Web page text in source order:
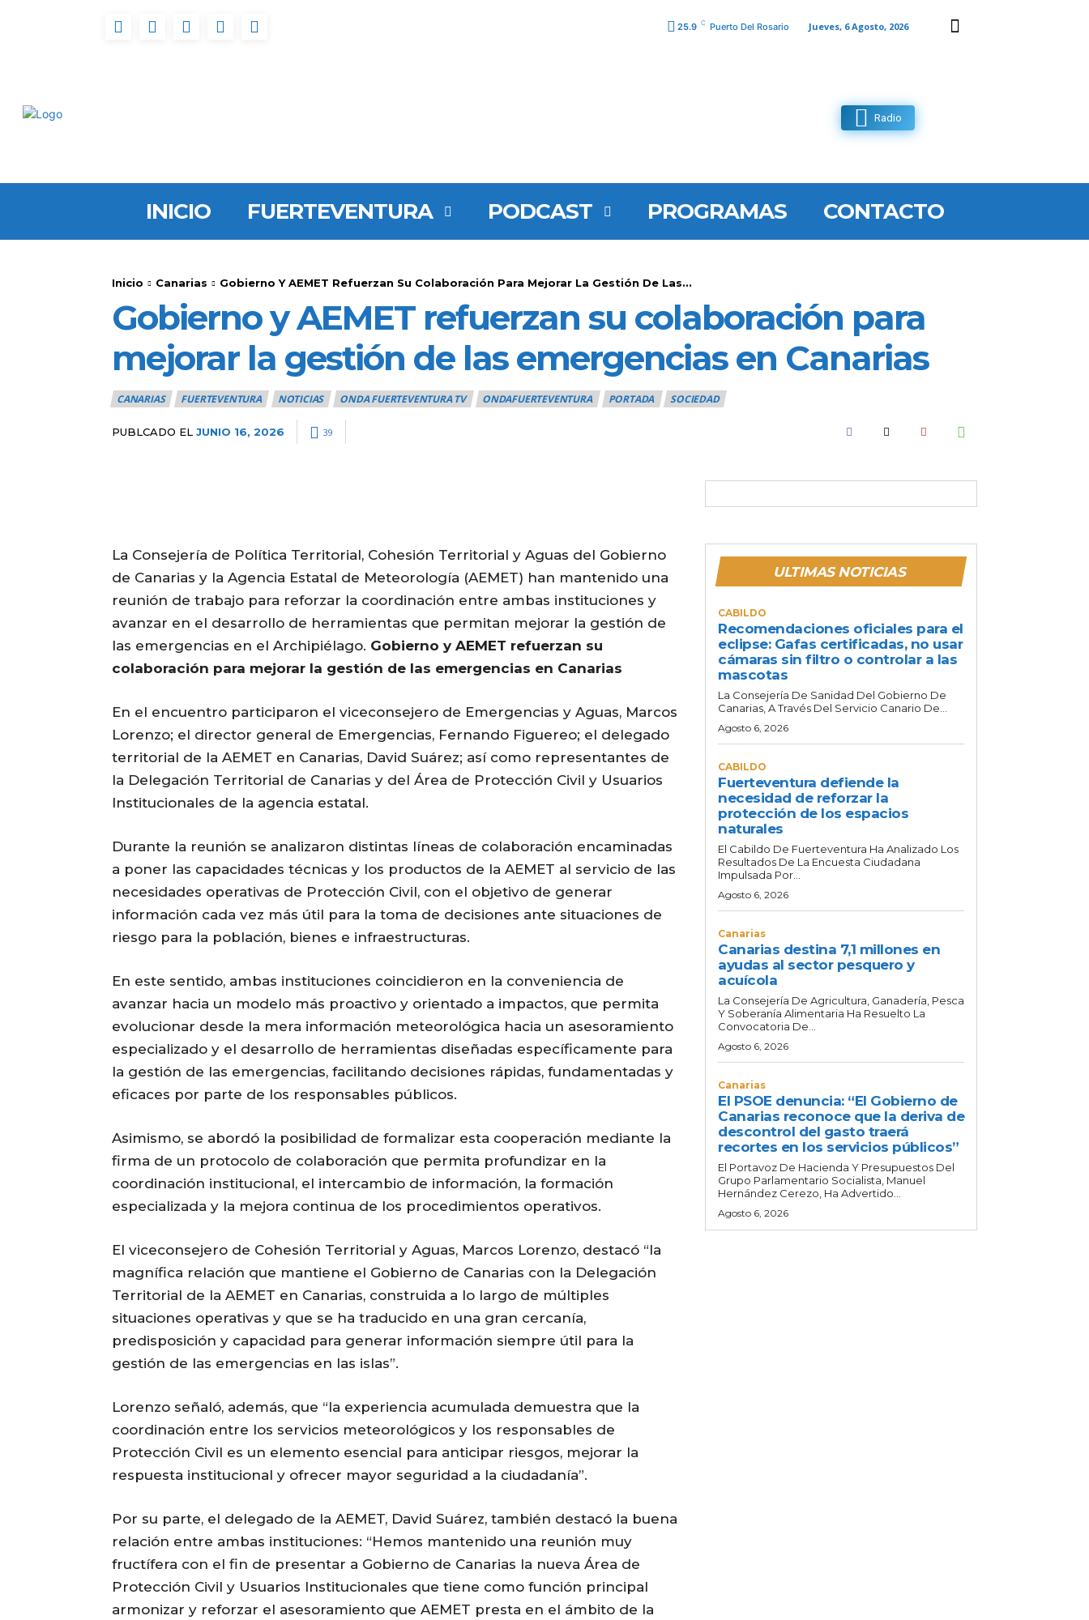
25.9 C Puerto Del Rosario Jueves, 6 Agosto, 2026
Radio
INICIO FUERTEVENTURA PODCAST PROGRAMAS CONTACTO
Inicio Canarias Gobierno Y AEMET Refuerzan Su Colaboración Para Mejorar La Gestión De Las...
Gobierno y AEMET refuerzan su colaboración para
mejorar la gestión de las emergencias en Canarias
CANARIAS FUERTEVENTURA NOTICIAS ONDA FUERTEVENTURA TV ONDAFUERTEVENTURA PORTADA SOCIEDAD
PUBLCADO EL JUNIO 16, 2026 39
La Consejería de Política Territorial, Cohesión Territorial y Aguas del Gobierno
de Canarias y la Agencia Estatal de Meteorología (AEMET) han mantenido una
reunión de trabajo para reforzar la coordinación entre ambas instituciones y
avanzar en el desarrollo de herramientas que permitan mejorar la gestión de
las emergencias en el Archipiélago. Gobierno y AEMET refuerzan su
colaboración para mejorar la gestión de las emergencias en Canarias
En el encuentro participaron el viceconsejero de Emergencias y Aguas, Marcos
Lorenzo; el director general de Emergencias, Fernando Figuereo; el delegado
territorial de la AEMET en Canarias, David Suárez; así como representantes de
la Delegación Territorial de Canarias y del Área de Protección Civil y Usuarios
Institucionales de la agencia estatal.
Durante la reunión se analizaron distintas líneas de colaboración encaminadas
a poner las capacidades técnicas y los productos de la AEMET al servicio de las
necesidades operativas de Protección Civil, con el objetivo de generar
información cada vez más útil para la toma de decisiones ante situaciones de
riesgo para la población, bienes e infraestructuras.
En este sentido, ambas instituciones coincidieron en la conveniencia de
avanzar hacia un modelo más proactivo y orientado a impactos, que permita
evolucionar desde la mera información meteorológica hacia un asesoramiento
especializado y el desarrollo de herramientas diseñadas específicamente para
la gestión de las emergencias, facilitando decisiones rápidas, fundamentadas y
eficaces por parte de los responsables públicos.
Asimismo, se abordó la posibilidad de formalizar esta cooperación mediante la
firma de un protocolo de colaboración que permita profundizar en la
coordinación institucional, el intercambio de información, la formación
especializada y la mejora continua de los procedimientos operativos.
El viceconsejero de Cohesión Territorial y Aguas, Marcos Lorenzo, destacó “la
magnífica relación que mantiene el Gobierno de Canarias con la Delegación
Territorial de la AEMET en Canarias, construida a lo largo de múltiples
situaciones operativas y que se ha traducido en una gran cercanía,
predisposición y capacidad para generar información siempre útil para la
gestión de las emergencias en las islas”.
Lorenzo señaló, además, que “la experiencia acumulada demuestra que la
coordinación entre los servicios meteorológicos y los responsables de
Protección Civil es un elemento esencial para anticipar riesgos, mejorar la
respuesta institucional y ofrecer mayor seguridad a la ciudadanía”.
Por su parte, el delegado de la AEMET, David Suárez, también destacó la buena
relación entre ambas instituciones: “Hemos mantenido una reunión muy
fructífera con el fin de presentar a Gobierno de Canarias la nueva Área de
Protección Civil y Usuarios Institucionales que tiene como función principal
armonizar y reforzar el asesoramiento que AEMET presta en el ámbito de la
ULTIMAS NOTICIAS
CABILDO
Recomendaciones oficiales para el
eclipse: Gafas certificadas, no usar
cámaras sin filtro o controlar a las
mascotas
La Consejería De Sanidad Del Gobierno De
Canarias, A Través Del Servicio Canario De...
Agosto 6, 2026
CABILDO
Fuerteventura defiende la
necesidad de reforzar la
protección de los espacios
naturales
El Cabildo De Fuerteventura Ha Analizado Los
Resultados De La Encuesta Ciudadana
Impulsada Por...
Agosto 6, 2026
Canarias
Canarias destina 7,1 millones en
ayudas al sector pesquero y
acuícola
La Consejería De Agricultura, Ganadería, Pesca
Y Soberanía Alimentaria Ha Resuelto La
Convocatoria De...
Agosto 6, 2026
Canarias
El PSOE denuncia: “El Gobierno de
Canarias reconoce que la deriva de
descontrol del gasto traerá
recortes en los servicios públicos”
El Portavoz De Hacienda Y Presupuestos Del
Grupo Parlamentario Socialista, Manuel
Hernández Cerezo, Ha Advertido...
Agosto 6, 2026